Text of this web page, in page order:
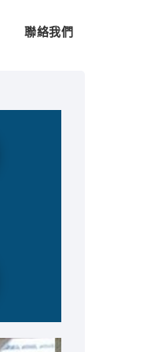
聯絡我們